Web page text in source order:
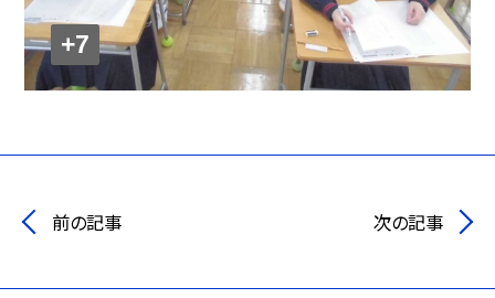
+7
前の記事 次の記事